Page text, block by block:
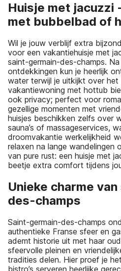
Huisje met jacuzzi
met bubbelbad of
Wil je jouw verblijf extra
voor een vakantiehuisje met
saint-germain-des-champs.
ontdekkingen kun je heerlijk
water terwijl je uitkijkt over het
vakantiewoning met hottub
ook privacy; perfect voor
gezellige momenten met
huisjes beschikken zelfs over
sauna’s of massageservices,
droomvakantie werkelijkheid
relaxen na lange wandelingen
van pure rust: een huisje met
beetje extra comfort tijdens
Unieke charme
des-champs
Saint-germain-des-champs
authentieke Franse sfeer en
ademt historie uit met haar
sfeervolle pleinen en
tradities delen. Hier proef je